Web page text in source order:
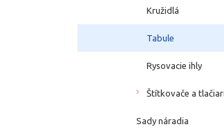
Kružidlá
Tabule
Rysovacie ihly
Štítkovače a
Sady náradia